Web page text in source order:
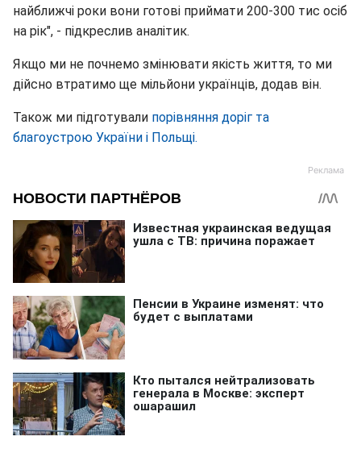
найближчі роки вони готові приймати 200-300 тис осіб
на рік", - підкреслив аналітик.
Якщо ми не почнемо змінювати якість життя, то ми
дійсно втратимо ще мільйони українців, додав він.
Також ми підготували порівняння доріг та
благоустрою України і Польщі.